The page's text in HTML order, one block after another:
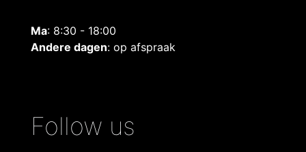
Ma: 8:30 - 18:00
Andere dagen: op afspraak
Follow us